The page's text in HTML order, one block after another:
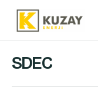
SDEC